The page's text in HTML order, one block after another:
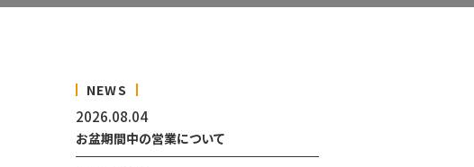
NEWS
2026.08.04
お盆期間中の営業について